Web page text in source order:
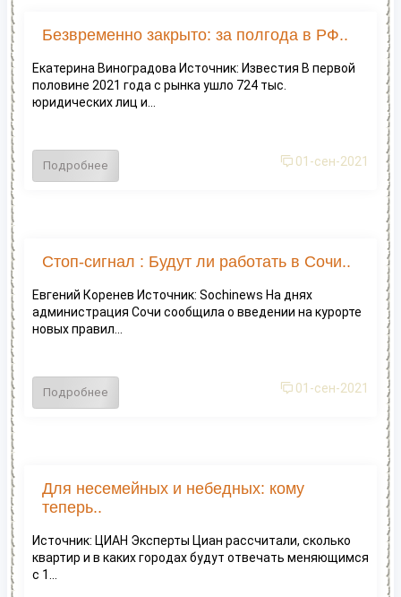
Безвременно закрыто: за полгода в РФ..
Екатерина Виноградова Источник: Известия В первой
половине 2021 года с рынка ушло 724 тыс.
юридических лиц и...
Подробнее 01-сен-2021
Стоп-сигнал : Будут ли работать в Сочи..
Евгений Коренев Источник: Sochinews На днях
администрация Сочи сообщила о введении на курорте
новых правил...
Подробнее 01-сен-2021
Для несемейных и небедных: кому
теперь..
Источник: ЦИАН Эксперты Циан рассчитали, сколько
квартир и в каких городах будут отвечать меняющимся
с 1...